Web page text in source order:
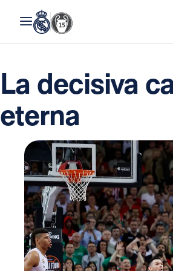
La decisiva
eterna